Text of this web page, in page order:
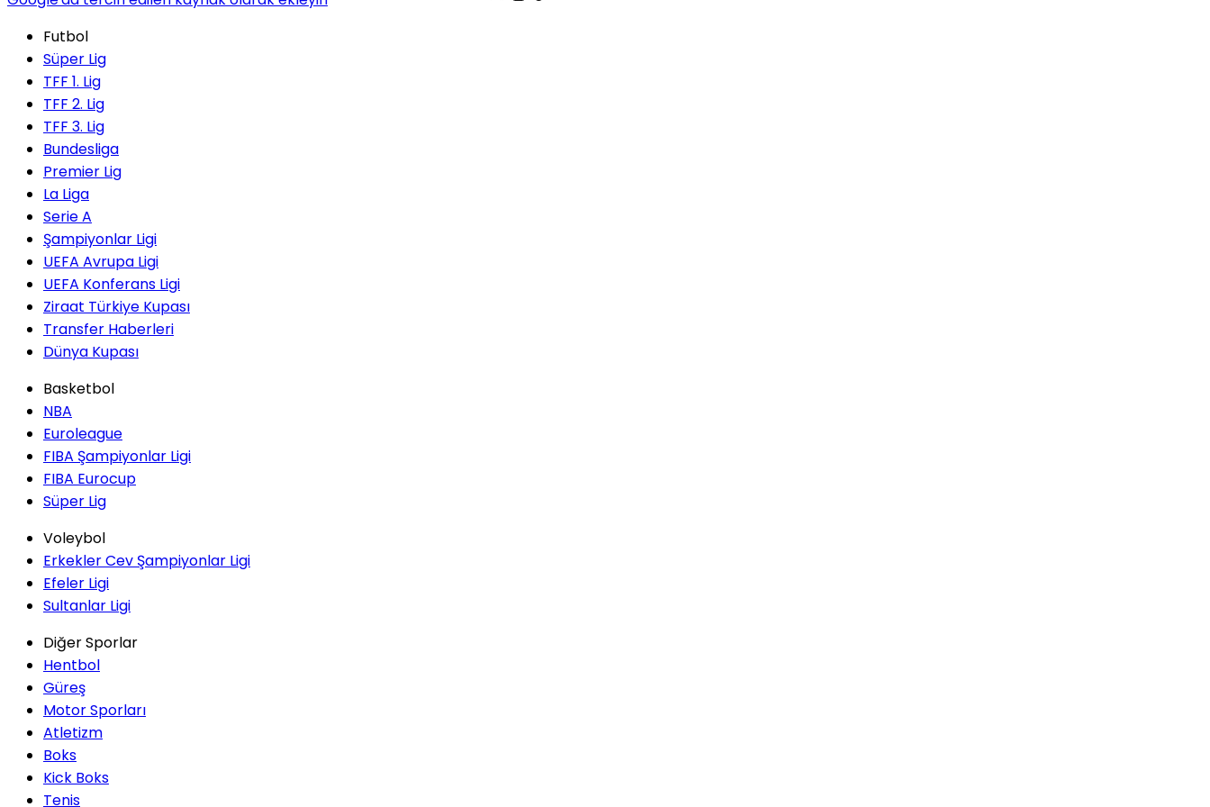
Futbol
Süper Lig
TFF 1. Lig
TFF 2. Lig
TFF 3. Lig
Bundesliga
Premier Lig
La Liga
Serie A
Şampiyonlar Ligi
UEFA Avrupa Ligi
UEFA Konferans Ligi
Ziraat Türkiye Kupası
Transfer Haberleri
Dünya Kupası
Basketbol
NBA
Euroleague
FIBA Şampiyonlar Ligi
FIBA Eurocup
Süper Lig
Voleybol
Erkekler Cev Şampiyonlar Ligi
Efeler Ligi
Sultanlar Ligi
Diğer Sporlar
Hentbol
Güreş
Motor Sporları
Atletizm
Boks
Kick Boks
Tenis